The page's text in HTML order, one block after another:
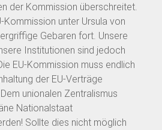
der Kommission überschreitet.
Kommission unter Ursula von
Gebaren fort. Unsere
Institutionen sind jedoch
EU-Kommission muss endlich
der EU-Verträge
unionalen Zentralismus
Nationalstaat
Sollte dies nicht möglich